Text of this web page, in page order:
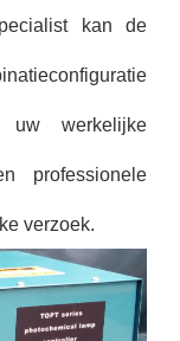
kan de
werkelijke
professionele
verzoek.